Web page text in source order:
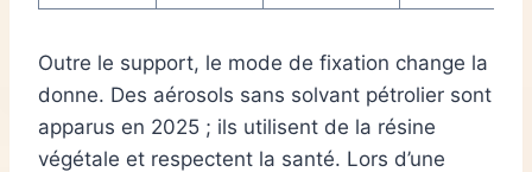
Outre le support, le mode de fixation change la
donne. Des aérosols sans solvant pétrolier sont
apparus en 2025 ; ils utilisent de la résine
végétale et respectent la santé. Lors d’une